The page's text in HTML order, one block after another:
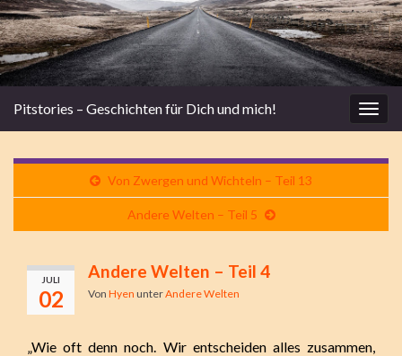
Pitstories – Geschichten für Dich und mich!
Von Zwergen und Wichteln – Teil 13
Andere Welten – Teil 5
JULI
02
Andere Welten – Teil 4
Von Hyen unterAndere Welten
„Wie oft denn noch. Wir entscheiden alles zusammen,